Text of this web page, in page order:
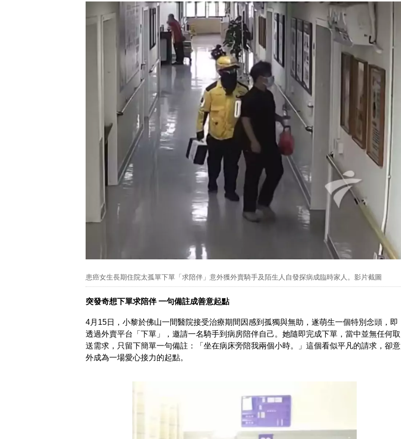
患癌女生長期住院太孤單下單「求陪伴」意外獲外賣騎手及陌生人自發探病成臨時家人。影片截圖
突發奇想下單求陪伴 一句備註成善意起點
4月15日，小黎於佛山一間醫院接受治療期間因感到孤獨與無助，遂萌生一個特別念頭，即
透過外賣平台「下單」，邀請一名騎手到病房陪伴自己。她隨即完成下單，當中並無任何取
送需求，只留下簡單一句備註：「坐在病床旁陪我兩個小時。」這個看似平凡的請求，卻意
外成為一場愛心接力的起點。